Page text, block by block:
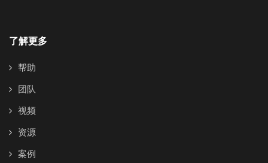
了解更多
帮助
团队
视频
资源
案例